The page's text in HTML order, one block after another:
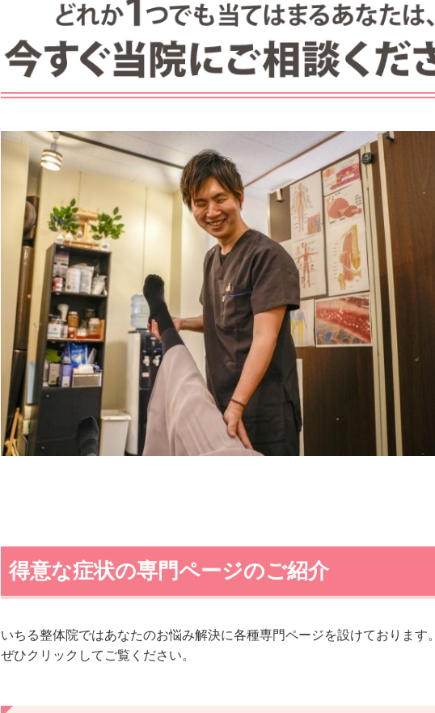
得意な症状の専門ページのご紹介
いちる整体院ではあなたのお悩み解決に各種専門ページを設けております。
ぜひクリックしてご覧ください。